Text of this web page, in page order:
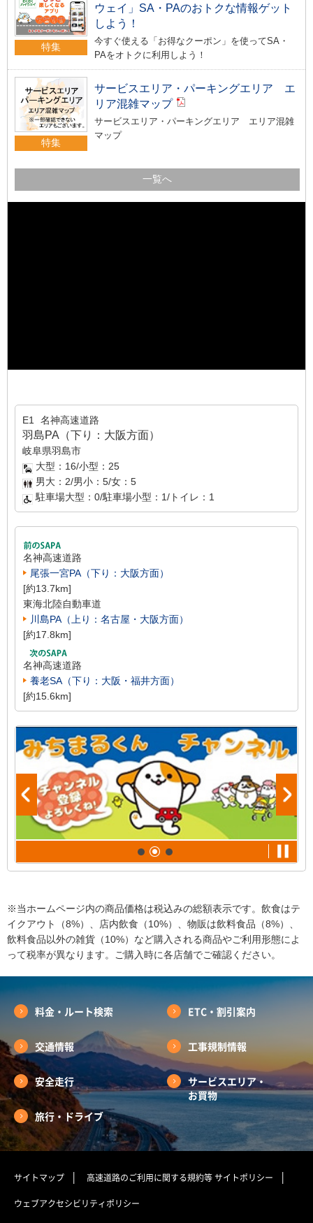
特集
ウェイ」SA・PAのおトクな情報ゲット
しよう！
今すぐ使える「お得なクーポン」を使ってSA・
PAをオトクに利用しよう！
特集
サービスエリア・パーキングエリア エ
リア混雑マップ
サービスエリア・パーキングエリア エリア混雑
マップ
一覧へ
E1 名神高速道路
羽島PA（下り：大阪方面）
岐阜県羽島市
大型：16/小型：25
男大：2/男小：5/女：5
駐車場大型：0/駐車場小型：1/トイレ：1
名神高速道路
尾張一宮PA（下り：大阪方面）
[約13.7km]
東海北陸自動車道
川島PA（上り：名古屋・大阪方面）
[約17.8km]
名神高速道路
養老SA（下り：大阪・福井方面）
[約15.6km]
※当ホームページ内の商品価格は税込みの総額表示です。飲食はテ
イクアウト（8%）、店内飲食（10%）、物販は飲料食品（8%）、
飲料食品以外の雑貨（10%）など購入される商品やご利用形態によ
って税率が異なります。ご購入時に各店舗でご確認ください。
料金・ルート検索 ETC・割引案内
交通情報 工事規制情報
安全走行
サービスエリア・
お買物
旅行・ドライブ
サイトマップ 高速道路のご利用に関する規約等サイトポリシー
ウェブアクセシビリティポリシー